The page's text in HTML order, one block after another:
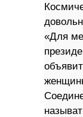
«Для